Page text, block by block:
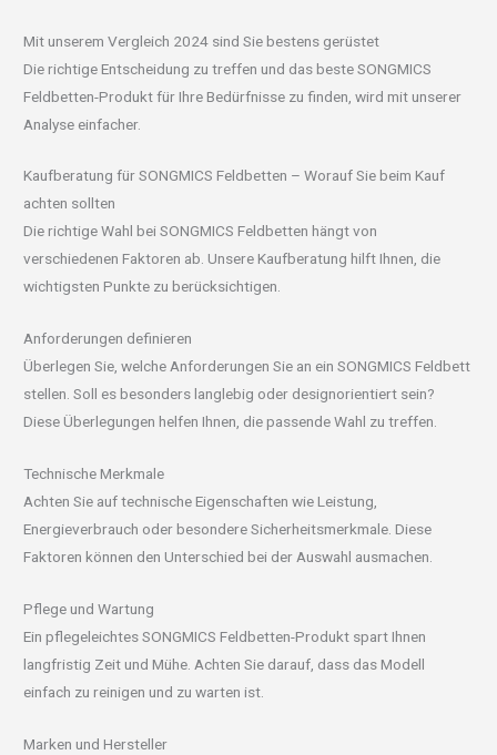
Mit unserem Vergleich 2024 sind Sie bestens gerüstet
Die richtige Entscheidung zu treffen und das beste SONGMICS
Feldbetten-Produkt für Ihre Bedürfnisse zu finden, wird mit unserer
Analyse einfacher.
Kaufberatung für SONGMICS Feldbetten – Worauf Sie beim Kauf
achten sollten
Die richtige Wahl bei SONGMICS Feldbetten hängt von
verschiedenen Faktoren ab. Unsere Kaufberatung hilft Ihnen, die
wichtigsten Punkte zu berücksichtigen.
Anforderungen definieren
Überlegen Sie, welche Anforderungen Sie an ein SONGMICS Feldbett
stellen. Soll es besonders langlebig oder designorientiert sein?
Diese Überlegungen helfen Ihnen, die passende Wahl zu treffen.
Technische Merkmale
Achten Sie auf technische Eigenschaften wie Leistung,
Energieverbrauch oder besondere Sicherheitsmerkmale. Diese
Faktoren können den Unterschied bei der Auswahl ausmachen.
Pflege und Wartung
Ein pflegeleichtes SONGMICS Feldbetten-Produkt spart Ihnen
langfristig Zeit und Mühe. Achten Sie darauf, dass das Modell
einfach zu reinigen und zu warten ist.
Marken und Hersteller